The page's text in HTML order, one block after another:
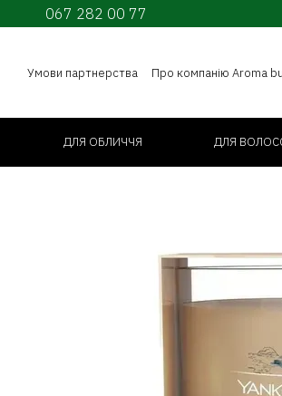
Перейти до основного контенту
067 282 00 77
Умови партнерства Про компанію Aroma
ДЛЯ ОБЛИЧЧЯ ДЛЯ